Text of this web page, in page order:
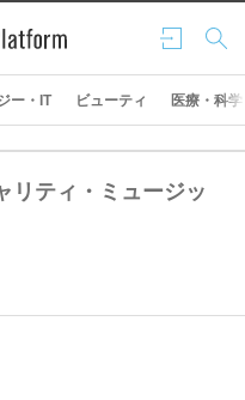
ログ
イン
検索
ー・IT ビューティ 医療・科学
リティ・ミュージッ